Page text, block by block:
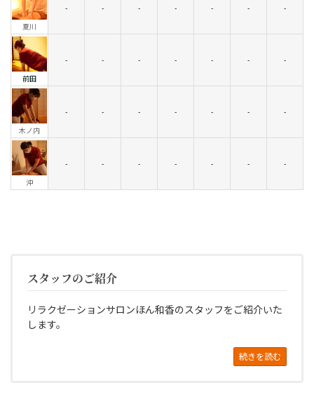
夏川
- - - - - - -
前田
- - - - - - -
木ノ内
- - - - - - -
沖
- - - - - - -
スタッフのご紹介
リラクゼーションサロンほん和香のスタッフをご紹介いた
します。
続きを読む